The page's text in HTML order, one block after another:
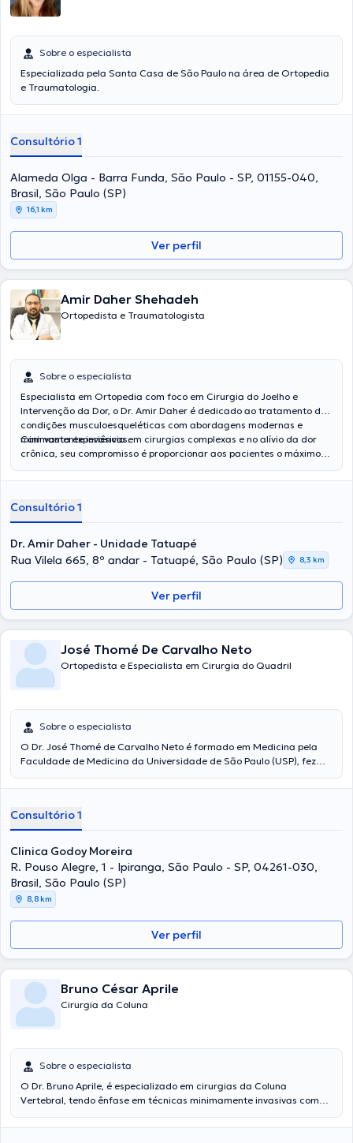
Sobre o especialista
Especializada pela Santa Casa de São Paulo na área de Ortopedia
e Traumatologia.
Consultório 1
Alameda Olga - Barra Funda, São Paulo - SP, 01155-040,
Brasil, São Paulo (SP)
16,1 km
Ver perfil
Amir Daher Shehadeh
Ortopedista e Traumatologista
Sobre o especialista
Especialista em Ortopedia com foco em Cirurgia do Joelho e
Intervenção da Dor, o Dr. Amir Daher é dedicado ao tratamento de
condições musculoesqueléticas com abordagens modernas e
minimamente invasivas.
Com vasta experiência em cirurgias complexas e no alívio da dor
crônica, seu compromisso é proporcionar aos pacientes o máximo
avançadas, ele oferece cuidados personalizados, desde o
e duradouros.
Consultório 1
Dr. Amir Daher - Unidade Tatuapé
Rua Vilela 665, 8º andar - Tatuapé, São Paulo (SP)
8,3 km
Ver perfil
José Thomé De Carvalho Neto
Ortopedista e Especialista em Cirurgia do Quadril
Sobre o especialista
O Dr. José Thomé de Carvalho Neto é formado em Medicina pela
Faculdade de Medicina da Universidade de São Paulo (USP), fez
Clínicas da Faculdade de Medicina da Universidade de São Paulo.
Traumatologia do Hospital das Clínicas da USP e é membro titular
da Sociedade Brasileira de Ortopedia e Traumatologia (SBOT).
Com excelentes referencias pelo seu trabalho e experiencia. O Dr.
José, atua no bairro Bela Vista, na cidade de São Paulo, realizando
atendimentos de alto padrão para seus pacientes.
Consultório 1
Clinica Godoy Moreira
R. Pouso Alegre, 1 - Ipiranga, São Paulo - SP, 04261-030,
Brasil, São Paulo (SP)
8,8 km
Ver perfil
Bruno César Aprile
Cirurgia da Coluna
Sobre o especialista
O Dr. Bruno Aprile, é especializado em cirurgias da Coluna
Vertebral, tendo ênfase em técnicas minimamente invasivas como
mais de 10 anos de experiência nessa área. Ele é referenciado no